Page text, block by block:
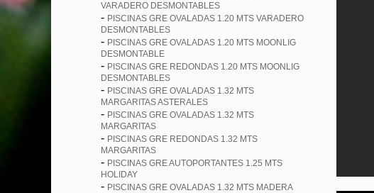
VARADERO DESMONTABLES
- PISCINAS GRE OVALADAS 1.20 MTS VARADERO
DESMONTABLES
- PISCINAS GRE OVALADAS 1.20 MTS MOONLIG
DESMONTABLE
- PISCINAS GRE REDONDAS 1.20 MTS MOONLIG
DESMONTABLES
- PISCINAS GRE OVALADAS 1.32 MTS
MARGARITAS ASTERALES
- PISCINAS GRE OVALADAS 1.32 MTS
MARGARITAS
- PISCINAS GRE REDONDAS 1.32 MTS
MARGARITAS
- PISCINAS GRE AUTOPORTANTES 1.25 MTS
HOLIDAY
- PISCINAS GRE OVALADAS 1.32 MTS MADERA